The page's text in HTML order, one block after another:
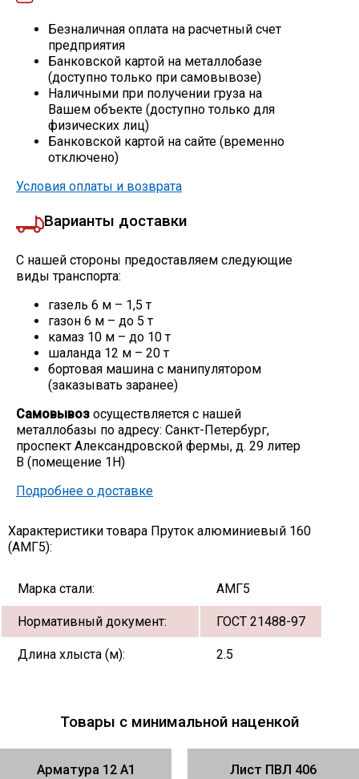
Проволока
Скобо-гибочные изделия
Остальное
Алюминиевый прокат
Безналичная оплата на расчетный счет
предприятия
Банковской картой на металлобазе
(доступно только при самовывозе)
Наличными при получении груза на
Вашем объекте (доступно только для
физических лиц)
Банковской картой на сайте (временно
отключено)
Условия оплаты и возврата
Варианты доставки
С нашей стороны предоставляем следующие
виды транспорта:
газель 6 м – 1,5 т
газон 6 м – до 5 т
камаз 10 м – до 10 т
шаланда 12 м – 20 т
бортовая машина с манипулятором
(заказывать заранее)
Самовывоз осуществляется с нашей
металлобазы по адресу: Санкт-Петербург,
проспект Александровской фермы, д. 29 литер
В (помещение 1Н)
Подробнее о доставке
Характеристики товара Пруток алюминиевый 160
(АМГ5):
Марка стали: АМГ5
Нормативный документ: ГОСТ 21488-97
Длина хлыста (м): 2.5
Товары с минимальной наценкой
Арматура 12 А1
Лист ПВЛ 406